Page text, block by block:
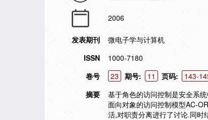
2006
发表期刊
微电子学与计算机
ISSN
1000-7180
卷号
23 期号: 11 页码:
143-
摘要
基于角色的访问控制是安全系
面向对象的访问控制模型AC-
活,对职责分离进行了讨论.同时